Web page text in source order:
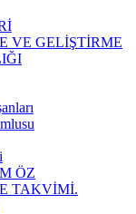
VE GELİŞTİRME
ÖZ
TAKVİMİ.